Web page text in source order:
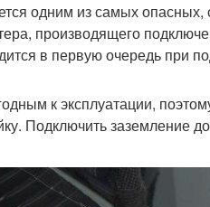
одним из самых опасных,
производящего
в первую очередь при
к эксплуатации,
Подключить заземление